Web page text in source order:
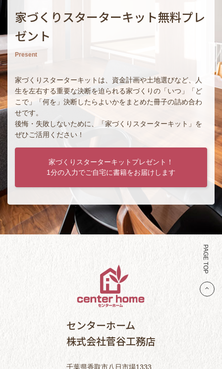
家づくりスターターキット無料プレ
ゼント
Present
家づくりスターターキットは、資金計画や土地選びなど、人
生を左右する重要な決断を迫られる家づくりの「いつ」「ど
こで」「何を」決断したらよいかをまとめた冊子の詰め合わ
せです。
後悔・失敗しないために、「家づくりスターターキット」を
ぜひご活用ください！
家づくりスターターキットプレゼント！
1分の入力でご自宅に書籍をお届けします
PAGE TOP
センターホーム
株式会社菅谷工務店
千葉県香取市八日市場1333